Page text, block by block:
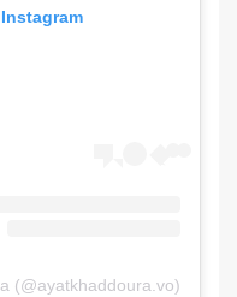
(@ayatkhaddoura.vo)